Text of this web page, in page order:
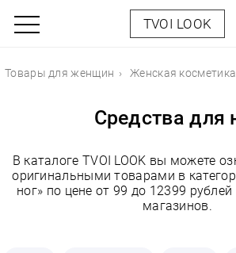
TVOI LOOK
Товары для женщин Женская косметика
Средства для
В каталоге TVOI LOOK вы можете
оригинальными товарами в
ног» по цене от 99 до 12399
магазинов.